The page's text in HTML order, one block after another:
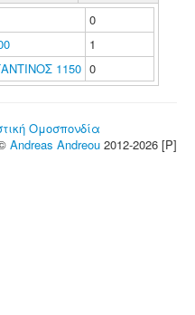
0
1
1150 0
Ομοσπονδία
Andreas Andreou 2012-2026 [P]